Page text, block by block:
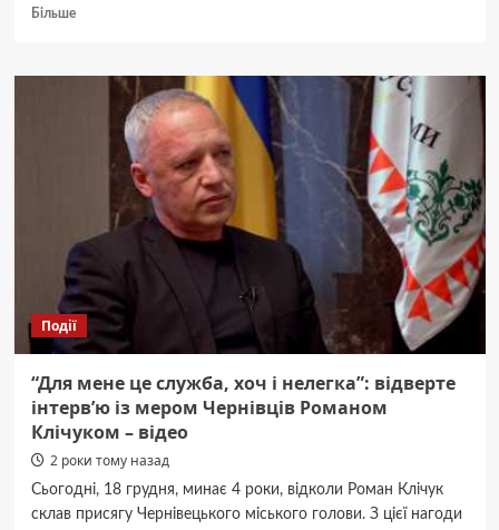
БільшеДокладніше
Буковині
дружину
розчинником
Події
“Для мене це служба, хоч і нелегка”: відверте
інтерв’ю із мером Чернівців Романом
Клічуком – відео
2 роки тому назад
Сьогодні, 18 грудня, минає 4 роки, відколи Роман Клічук
склав присягу Чернівецького міського голови. З цієї нагоди